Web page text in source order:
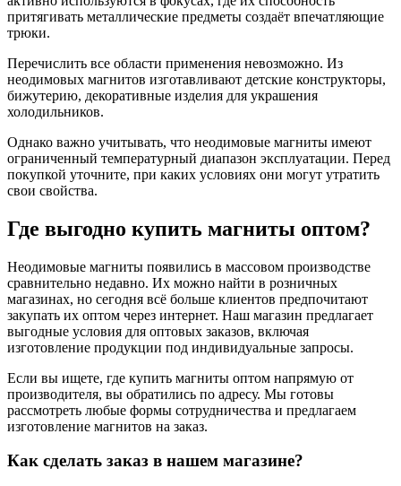
притягивать металлические предметы создаёт впечатляющие
трюки.
Перечислить все области применения невозможно. Из
неодимовых магнитов изготавливают детские конструкторы,
бижутерию, декоративные изделия для украшения
холодильников.
Однако важно учитывать, что неодимовые магниты имеют
ограниченный температурный диапазон эксплуатации. Перед
покупкой уточните, при каких условиях они могут утратить
свои свойства.
Где выгодно купить магниты оптом?
Неодимовые магниты появились в массовом производстве
сравнительно недавно. Их можно найти в розничных
магазинах, но сегодня всё больше клиентов предпочитают
закупать их оптом через интернет. Наш магазин предлагает
выгодные условия для оптовых заказов, включая
изготовление продукции под индивидуальные запросы.
Если вы ищете, где купить магниты оптом напрямую от
производителя, вы обратились по адресу. Мы готовы
рассмотреть любые формы сотрудничества и предлагаем
изготовление магнитов на заказ.
Как сделать заказ в нашем магазине?